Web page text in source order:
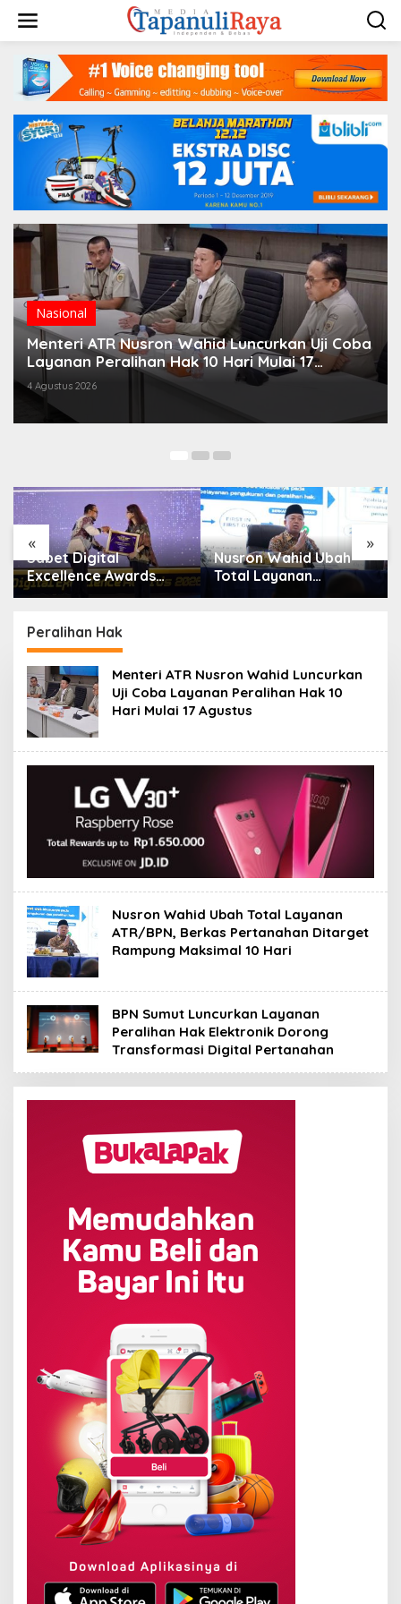
konten
Luncurkan Uji Coba
10 Hari Mulai 17
HEADLINE Nasional
Nusron Wahid Ubah
Berkas Pertanahan
Maksimal 10 Hari
20 Juli 2026
« »
Digital
Awards
Aplikasi ‘Sentuh
Top Public
App
Nusron Wahid Ubah
Total Layanan
Peralihan Hak
Menteri ATR Nusron Wahid Luncurkan
Uji Coba Layanan Peralihan Hak 10
Hari Mulai 17 Agustus
Nusron Wahid Ubah Total Layanan
ATR/BPN, Berkas Pertanahan Ditarget
Rampung Maksimal 10 Hari
BPN Sumut Luncurkan Layanan
Peralihan Hak Elektronik Dorong
Transformasi Digital Pertanahan